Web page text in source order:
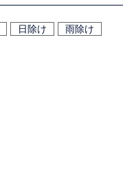
日除け 雨除け